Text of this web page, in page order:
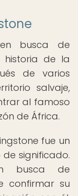
busca de
historia de la
de varios
salvaje,
al famoso
de África.
fue un
significado.
busca de
confirmar su